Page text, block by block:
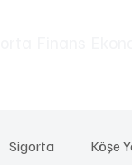
Sigorta Köşe